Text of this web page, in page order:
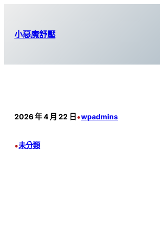
小惡魔舒壓
2026 年 4 月 22 日 •wpadmins
•未分類